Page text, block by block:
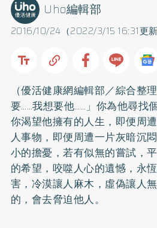
2016/10/24（2022/3/15 16:31更新
Uho編輯部
（優活健康網編輯部／綜合整
要……我想要他……」你為他尋找
你渴望他擁有的人生，即便周
人事物，即便周遭一片灰暗沉
小的擔憂，若有似無的嘗試，
的希望，咬噬人心的遺憾，永
害，冷漠讓人麻木，虛偽讓人
的，會去脅迫他人。